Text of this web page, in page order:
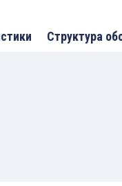
Структура